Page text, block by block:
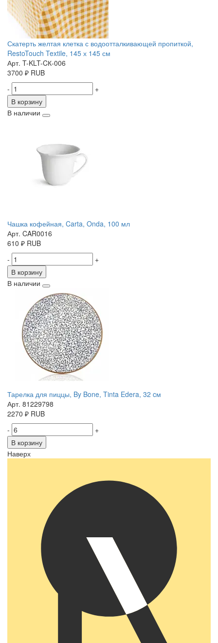
Скатерть желтая клетка с водоотталкивающей пропиткой,
RestoTouch Textile, 145 х 145 см
Арт. T-KLT-CК-006
3700 ₽ RUB
-
+
В корзину
В наличии
Чашка кофейная, Carta, Onda, 100 мл
Арт. CAR0016
610 ₽ RUB
-
+
В корзину
В наличии
Тарелка для пиццы, By Bone, Tinta Edera, 32 cм
Арт. 81229798
2270 ₽ RUB
-
+
В корзину
Наверх